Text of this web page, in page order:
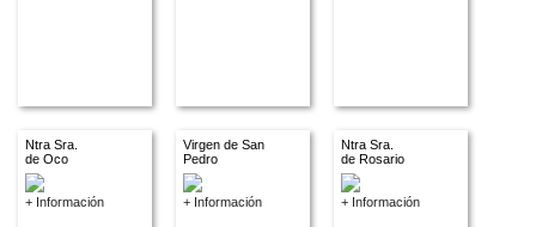
Ntra Sra.
de Oco
+ Información
Virgen de San
Pedro
+ Información
Ntra Sra.
de Rosario
+ Información